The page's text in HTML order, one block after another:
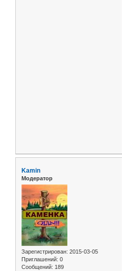
Kamin
Модератор
Зарегистрирован: 2015-03-05
Приглашений: 0
Сообщений: 189